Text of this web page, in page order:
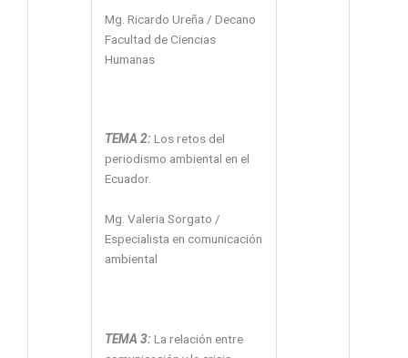
Mg. Ricardo Ureña / Decano
Facultad de Ciencias
Humanas
TEMA 2:Los retos del
periodismo ambiental en el
Ecuador.
Mg. Valeria Sorgato /
Especialista en comunicación
ambiental
TEMA 3:La relación entre